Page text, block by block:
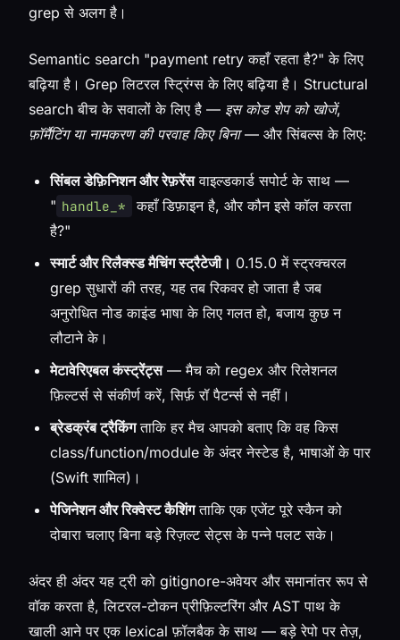
grep से अलग है।
Semantic search "payment retry कहाँ रहता है?" के लिए
बढ़िया है। Grep लिटरल स्ट्रिंग्स के लिए बढ़िया है। Structural
search बीच के सवालों के लिए है — इस कोड शेप को खोजें,
फ़ॉर्मैटिंग या नामकरण की परवाह किए बिना— और सिंबल्स के लिए:
सिंबल डेफ़िनिशन और रेफ़रेंसवाइल्डकार्ड सपोर्ट के साथ —
" handle_*
कहाँ डिफ़ाइन है, और कौन इसे कॉल करता
है?"
स्मार्ट और रिलैक्स्ड मैचिंग स्ट्रैटेजी। 0.15.0 में स्ट्रक्चरल
grep सुधारों की तरह, यह तब रिकवर हो जाता है जब
अनुरोधित नोड काइंड भाषा के लिए गलत हो, बजाय कुछ न
लौटाने के।
मेटावेरिएबल कंस्ट्रेंट्स— मैच को regex और रिलेशनल
फ़िल्टर्स से संकीर्ण करें, सिर्फ़ रॉ पैटर्न्स से नहीं।
ब्रेडक्रंब ट्रैकिंगताकि हर मैच आपको बताए कि वह किस
class/function/module के अंदर नेस्टेड है, भाषाओं के पार
(Swift शामिल)।
पेजिनेशन और रिक्वेस्ट कैशिंगताकि एक एजेंट पूरे स्कैन को
दोबारा चलाए बिना बड़े रिज़ल्ट सेट्स के पन्ने पलट सके।
अंदर ही अंदर यह ट्री को gitignore-अवेयर और समानांतर रूप से
वॉक करता है, लिटरल-टोकन प्रीफ़िल्टरिंग और AST पाथ के
खाली आने पर एक lexical फ़ॉलबैक के साथ — बड़े रेपो पर तेज़,